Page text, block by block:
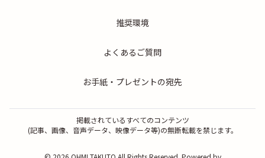
推奨環境
よくあるご質問
お手紙・プレゼントの宛先
掲載されているすべてのコンテンツ
(記事、画像、音声データ、映像データ等)の無断転載を禁じます。